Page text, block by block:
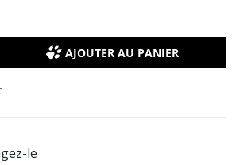
AJOUTER AU PANIER
le